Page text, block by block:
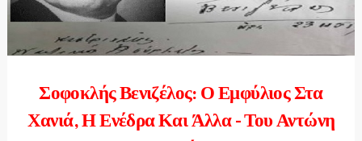
Σοφοκλής Βενιζέλος: Ο Εμφύλιος Στα
Χανιά, Η Ενέδρα Και Άλλα - Του Αντώνη